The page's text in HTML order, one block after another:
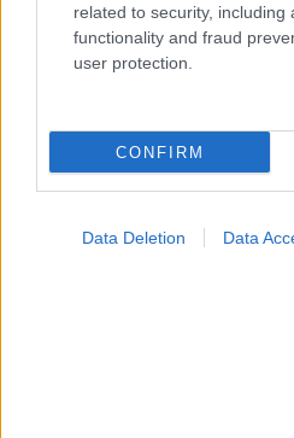
related to security, including
functionality and fraud
user protection.
CONFIRM
Data Deletion Data